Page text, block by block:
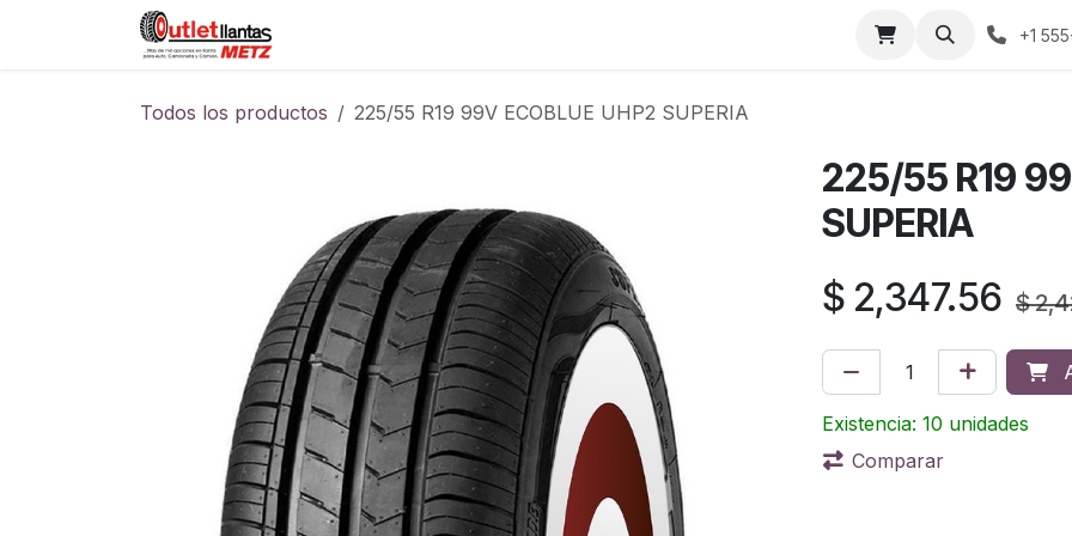
Condiciones de compra +1
Todos los productos 225/55 R19 99V ECOBLUE UHP2 SUPERIA
225/55 R19
SUPERIA
$ 2,347.56 $
Existencia: 10 unidades
Comparar